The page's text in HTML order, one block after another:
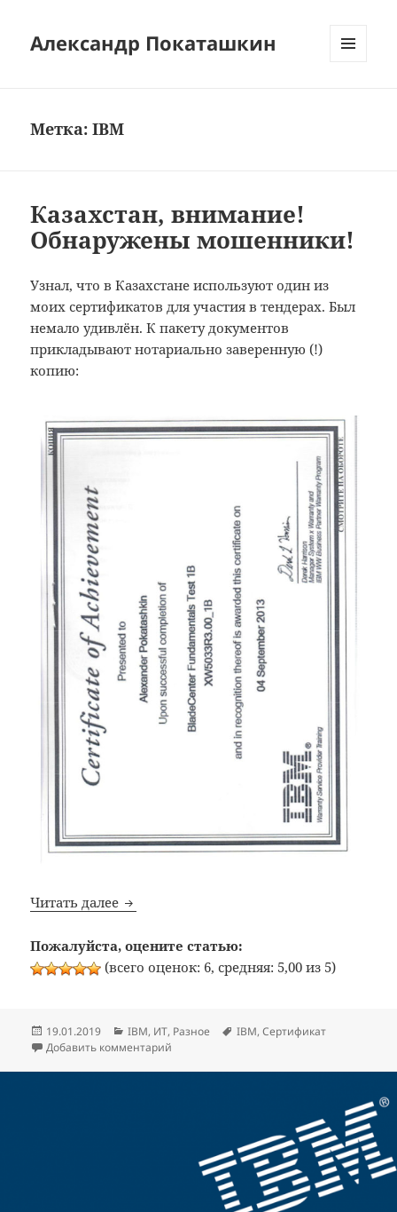
Александр Покаташкин
Метка:IBM
Казахстан, внимание!
Обнаружены мошенники!
Узнал, что в Казахстане используют один из
моих сертификатов для участия в тендерах. Был
немало удивлён. К пакету документов
прикладывают нотариально заверенную (!)
копию:
Читать далее Казахстан, внимание! Обнаружены
Пожалуйста, оцените статью:
(всего оценок: 6, средняя: 5,00 из 5)
Опубликовано
19.01.2019 Рубрики
IBM, ИТ, Разное Метки
IBM,Сертификат
Добавить комментарий